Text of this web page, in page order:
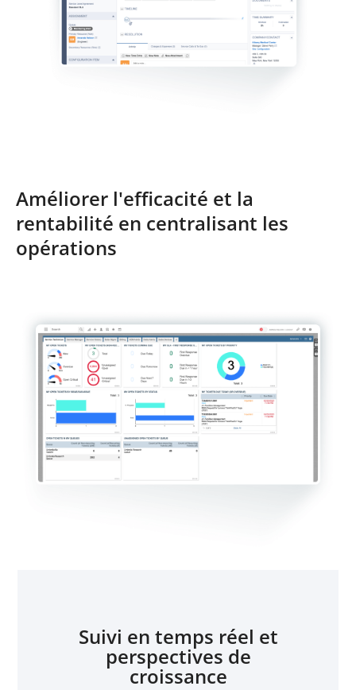
Améliorer l'efficacité et la
rentabilité en centralisant les
opérations
Suivi en temps réel et
perspectives de
croissance